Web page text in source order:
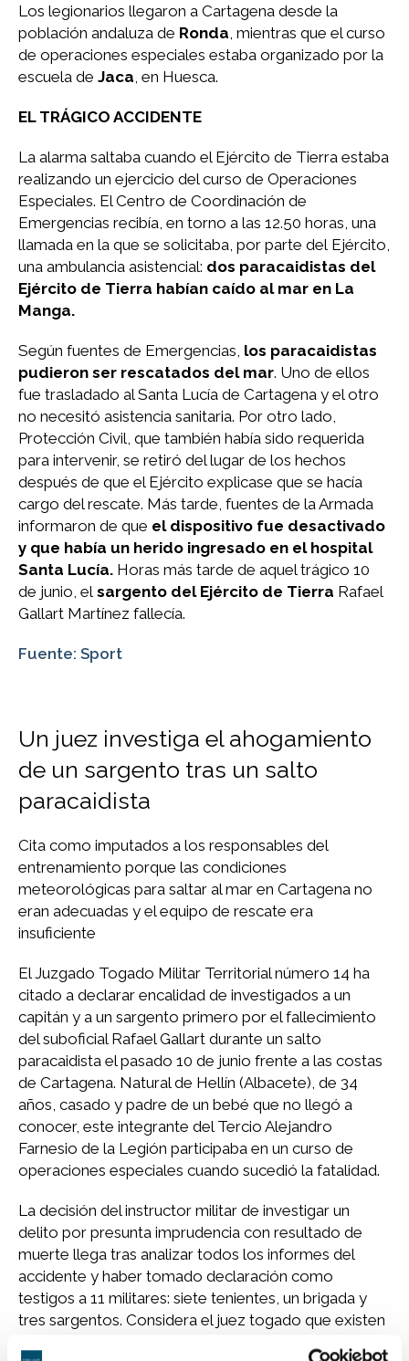
Los legionarios llegaron a Cartagena desde la
población andaluza de Ronda , mientras que el curso
de operaciones especiales estaba organizado por la
escuela de Jaca , en Huesca.
EL TRÁGICO ACCIDENTE
La alarma saltaba cuando el Ejército de Tierra estaba
realizando un ejercicio del curso de Operaciones
Especiales. El Centro de Coordinación de
Emergencias recibía, en torno a las 12.50 horas, una
llamada en la que se solicitaba, por parte del Ejército,
una ambulancia asistencial: dos paracaidistas del
Ejército de Tierra habían caído al mar en La
Manga.
Según fuentes de Emergencias, los paracaidistas
pudieron ser rescatados del mar. Uno de ellos
fue trasladado al Santa Lucía de Cartagena y el otro
no necesitó asistencia sanitaria. Por otro lado,
Protección Civil, que también había sido requerida
para intervenir, se retiró del lugar de los hechos
después de que el Ejército explicase que se hacía
cargo del rescate. Más tarde, fuentes de la Armada
informaron de que el dispositivo fue desactivado
y que había un herido ingresado en el hospital
Santa Lucía. Horas más tarde de aquel trágico 10
de junio, el sargento del Ejército de Tierra Rafael
Gallart Martínez fallecía.
Fuente: Sport
Un juez investiga el ahogamiento
de un sargento tras un salto
paracaidista
Cita como imputados a los responsables del
entrenamiento porque las condiciones
meteorológicas para saltar al mar en Cartagena no
eran adecuadas y el equipo de rescate era
insuficiente
El Juzgado Togado Militar Territorial número 14 ha
citado a declarar encalidad de investigados a un
capitán y a un sargento primero por el fallecimiento
del suboficial Rafael Gallart durante un salto
paracaidista el pasado 10 de junio frente a las costas
de Cartagena. Natural de Hellín (Albacete), de 34
años, casado y padre de un bebé que no llegó a
conocer, este integrante del Tercio Alejandro
Farnesio de la Legión participaba en un curso de
operaciones especiales cuando sucedió la fatalidad.
La decisión del instructor militar de investigar un
delito por presunta imprudencia con resultado de
muerte llega tras analizar todos los informes del
accidente y haber tomado declaración como
testigos a 11 militares: siete tenientes, un brigada y
tres sargentos. Considera el juez togado que existen